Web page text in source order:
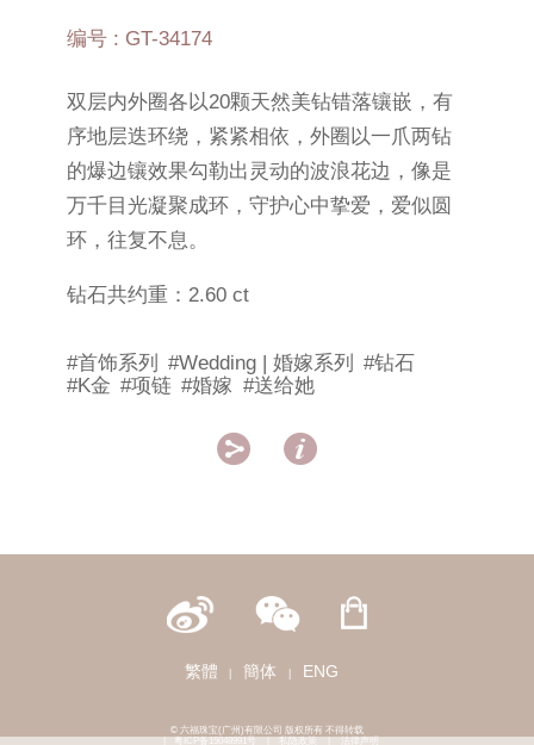
编号 : GT-34174
双层内外圈各以20颗天然美钻错落镶嵌，有
序地层迭环绕，紧紧相依，外圈以一爪两钻
的爆边镶效果勾勒出灵动的波浪花边，像是
万千目光凝聚成环，守护心中挚爱，爱似圆
环，往复不息。
钻石共约重：2.60 ct
#首饰系列 #Wedding | 婚嫁系列
#钻石
#K金 #项链 #婚嫁 #送给她
 
繁體 簡体 ENG
© 六福珠宝(广州)有限公司 版权所有 不得转载
|
粤ICP备15048991号 | 私隐政策 | 法律声明